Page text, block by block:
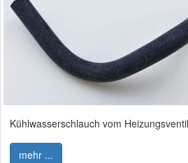
Kühlwasserschlauch vom
mehr ...